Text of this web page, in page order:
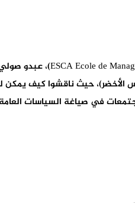
الأخضر)، حيث ناقشوا كيف
في صياغة السياسات